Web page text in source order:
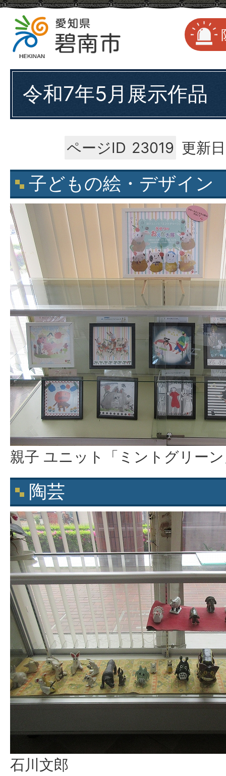
令和7年5月展示作品
ページID 23019 更新
子どもの絵・デザイン
親子 ユニット「ミントグリー
陶芸
石川文郎